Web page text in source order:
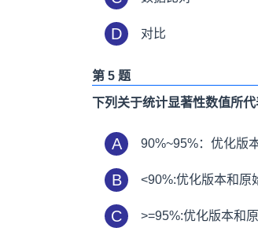
D 对比
第 5 题
下列关于统计显著性数值所
A 90%~95%：优化版
B <90%:优化版本和原
C >=95%:优化版本和